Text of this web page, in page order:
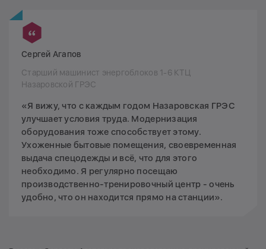
Сергей Агапов
Старший машинист энергоблоков 1-6 КТЦ
Назаровской ГРЭС
«Я вижу, что с каждым годом Назаровская ГРЭС
улучшает условия труда. Модернизация
оборудования тоже способствует этому.
Ухоженные бытовые помещения, своевременная
выдача спецодежды и всё, что для этого
необходимо. Я регулярно посещаю
производственно-тренировочный центр - очень
удобно, что он находится прямо на станции».